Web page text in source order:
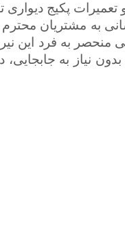
پکیج دیواری
به مشتریان
منحصر به فرد این
به جابجایی،